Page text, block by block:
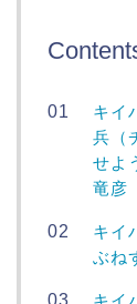
キイ
兵（
せよ
竜彦
キイ
ぶね
キイ